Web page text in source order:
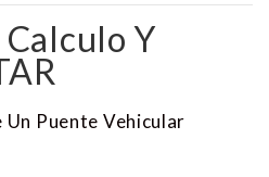
Calculo Y
Un Puente Vehicular